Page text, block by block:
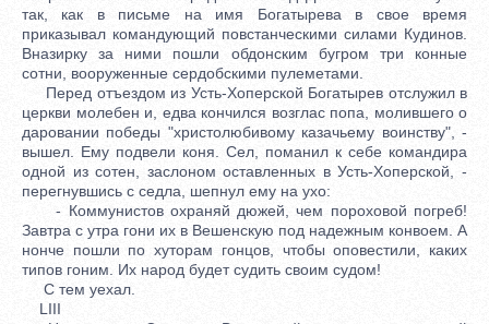
так, как в письме на имя Богатырева в свое время
приказывал командующий повстанческими силами Кудинов.
Вназирку за ними пошли обдонским бугром три конные
сотни, вооруженные сердобскими пулеметами.
Перед отъездом из Усть-Хоперской Богатырев отслужил в
церкви молебен и, едва кончился возглас попа, молившего о
даровании победы "христолюбивому казачьему воинству", -
вышел. Ему подвели коня. Сел, поманил к себе командира
одной из сотен, заслоном оставленных в Усть-Хоперской, -
перегнувшись с седла, шепнул ему на ухо:
- Коммунистов охраняй дюжей, чем пороховой погреб!
Завтра с утра гони их в Вешенскую под надежным конвоем. А
нонче пошли по хуторам гонцов, чтобы оповестили, каких
типов гоним. Их народ будет судить своим судом!
С тем уехал.
LIII